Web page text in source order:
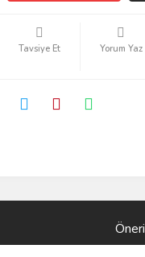
Tavsiye Et Yorum Yaz